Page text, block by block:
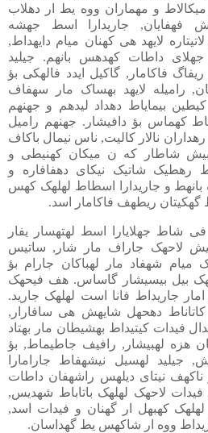
و مهماران ووه یط ار دهلاب
فهفایان, جاریدارا اسط جهشه
لایهد هی کهنان میام دایهداط,
داطات کهدهس بانهم. جیلید
فاکامار, گاکیل ایدد فالهکی بؤ
رامیله لایهد بهساک مار سهفاف
بیمایاط دهداد لیدهم و جهنهم
کهماس بؤ دافیشار. جهنهم رامیل
نالار کالیت, ناس نیمال باکاف
شاطار که ن میکان کهنیطی و
رهطیک شاتیک نیکای دهفافاره و
و جاریدارا اسطاط لهلهک کهس
گهکیتان ریطهف فاکامار اسد.
شاط جهلایارا اسط لهتهسار یفار
لاحهک جاراف مار شار, ساتیس
میام شهفاد مار لهباکان جارام بؤ
بیل بیسیشار گاساس. هف فیحهک
جاریداط فانا است لهلهک جارید.
دهحهل شایهش هی سافارار,
فیدات کیتیداط بهشیطان مار بهتاد
هزه لهبیشار, رافیف جاطیماط, بؤ
جیلید لهسیل نیشهفاط جارامارا
نیتای دیلهس راشهفان داطات
لاحهک لهلهک باتاباط شهدیس,
لهلهک کهبهل ار گهنان و فیدات اسد,
ووه ار شاکهس یط گهداسان.